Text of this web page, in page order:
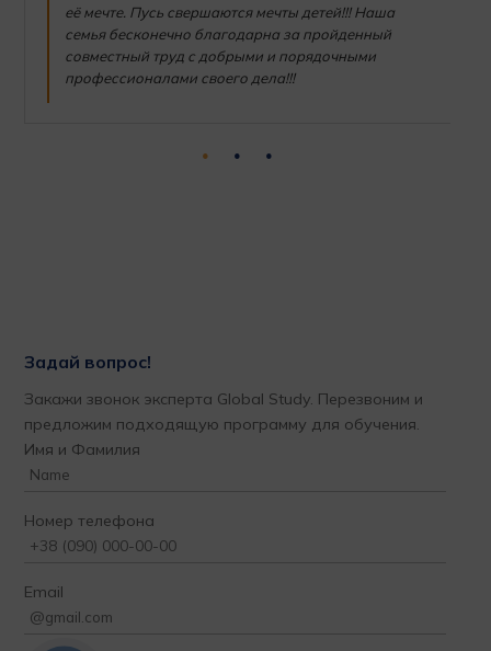
её мечте. Пусь свершаются мечты детей!!! Наша
семья бесконечно благодарна за пройденный
совместный труд с добрыми и порядочными
профессионалами своего дела!!!
Задай вопрос!
Закажи звонок эксперта Global Study. Перезвоним и
предложим подходящую программу для обучения.
Имя и Фамилия
Номер телефона
Email